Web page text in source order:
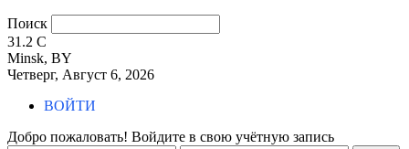
Поиск
31.2 C
Minsk, BY
Четверг, Август 6, 2026
ВОЙТИ
Добро пожаловать! Войдите в свою учётную запись